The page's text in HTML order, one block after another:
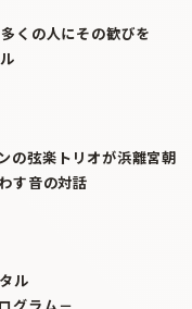
くの人にその歓びを
の弦楽トリオが浜離宮朝
す音の対話
ル